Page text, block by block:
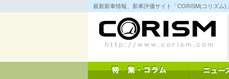
コ
ン
キ
ッ
最新新車情報、新車評価サイト「CORISM(コリズム